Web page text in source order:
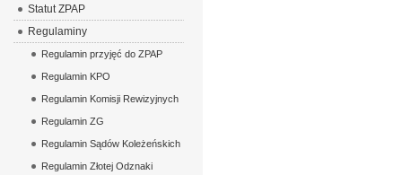
Statut ZPAP
Regulaminy
Regulamin przyjęć do ZPAP
Regulamin KPO
Regulamin Komisji Rewizyjnych
Regulamin ZG
Regulamin Sądów Koleżeńskich
Regulamin Złotej Odznaki